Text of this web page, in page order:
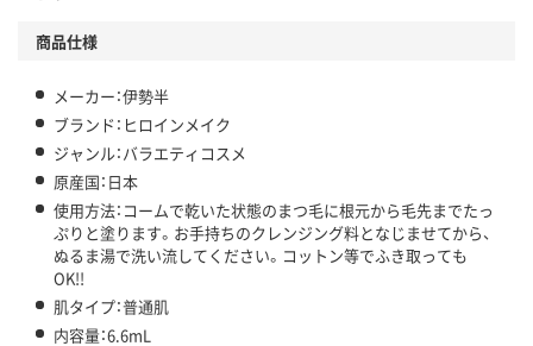
商品仕様
メーカー：伊勢半
ブランド：ヒロインメイク
ジャンル：バラエティコスメ
原産国：日本
使用方法：コームで乾いた状態のまつ毛に根元から毛先までたっ
ぷりと塗ります。お手持ちのクレンジング料となじませてから、
ぬるま湯で洗い流してください。コットン等でふき取っても
OK!!
肌タイプ：普通肌
内容量：6.6mL